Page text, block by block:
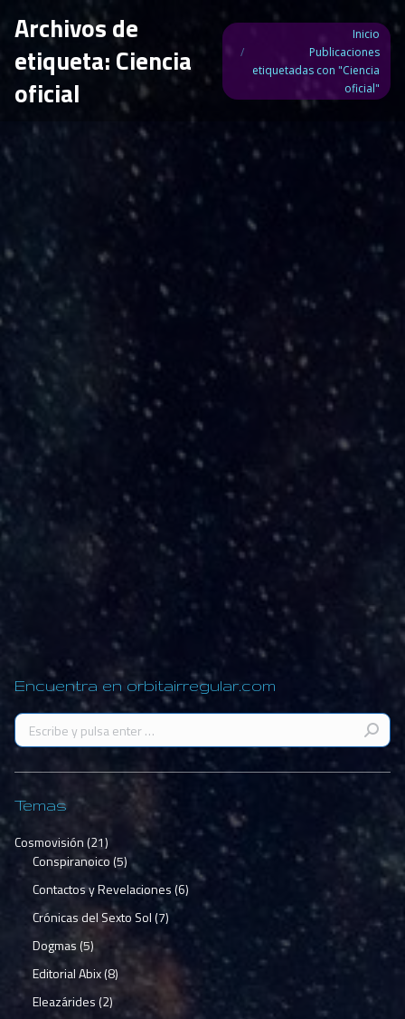
Archivos de
etiqueta:Ciencia
oficial
Estás aquí:
Inicio
Publicaciones
etiquetadas con "Ciencia
oficial"
Ciencia oficial, el corral de la mente
Contactos y Revelaciones, Crónicas del Sexto Sol
Dogmas
Por Abimael 30 septiembre, 2018
Ciencia oficial, el corral de la mente. Así lo ve nuestra
amiga Tygeteana de 17 años que, con la experiencia
de otras vidas y planos, nos jala las orejas.
Encuentra en orbitairregular.com
Buscar:
Temas
Cosmovisión(21)
Conspiranoico (5)
Contactos y Revelaciones(6)
Crónicas del Sexto Sol(7)
Dogmas(5)
Editorial Abix(8)
Eleazárides(2)